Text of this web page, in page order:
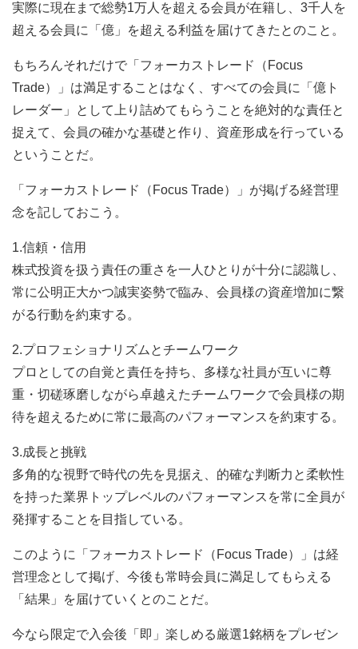
実際に現在まで総勢1万人を超える会員が在籍し、3千人を
超える会員に「億」を超える利益を届けてきたとのこと。
もちろんそれだけで「フォーカストレード（Focus
Trade）」は満足することはなく、すべての会員に「億ト
レーダー」として上り詰めてもらうことを絶対的な責任と
捉えて、会員の確かな基礎と作り、資産形成を行っている
ということだ。
「フォーカストレード（Focus Trade）」が掲げる経営理
念を記しておこう。
1.信頼・信用
株式投資を扱う責任の重さを一人ひとりが十分に認識し、
常に公明正大かつ誠実姿勢で臨み、会員様の資産増加に繋
がる行動を約束する。
2.プロフェショナリズムとチームワーク
プロとしての自覚と責任を持ち、多様な社員が互いに尊
重・切磋琢磨しながら卓越えたチームワークで会員様の期
待を超えるために常に最高のパフォーマンスを約束する。
3.成長と挑戦
多角的な視野で時代の先を見据え、的確な判断力と柔軟性
を持った業界トップレベルのパフォーマンスを常に全員が
発揮することを目指している。
このように「フォーカストレード（Focus Trade）」は経
営理念として掲げ、今後も常時会員に満足してもらえる
「結果」を届けていくとのことだ。
今なら限定で入会後「即」楽しめる厳選1銘柄をプレゼン